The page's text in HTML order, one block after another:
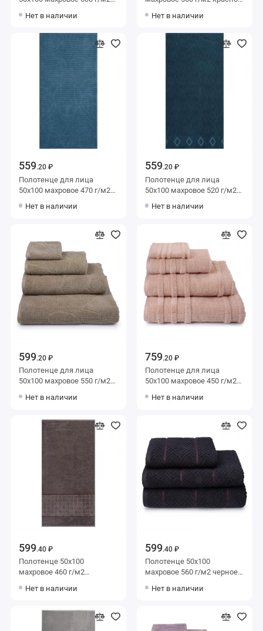
мануфактура
Нет в наличии
Nuova bellezza
Нет в наличии
559.20 ₽
Полотенце для лица
50х100 махровое 470 г/м2
мануфактура
Нет в наличии
559.20 ₽
Полотенце для лица
50х100 махровое 520 г/м2
мануфактура
Нет в наличии
599.20 ₽
Полотенце для лица
50х100 махровое 550 г/м2
мануфактура
Нет в наличии
759.20 ₽
Полотенце для лица
50х100 махровое 450 г/м2
мануфактура
Нет в наличии
599.40 ₽
Полотенце 50х100
махровое 460 г/м2
мануфактура Noce moscata
Нет в наличии
599.40 ₽
Полотенце 50х100
махровое 560 г/м2 черное
Tweed
Нет в наличии